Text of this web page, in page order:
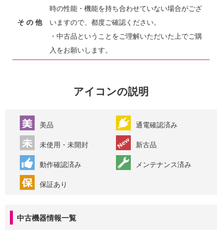
中古機器情報一覧
そ の 他
時の性能・機能を持ち合わせていない場合がござ
いますので、都度ご確認ください。
・中古品ということをご理解いただいた上でご購
入をお願いします。
アイコンの説明
美品 通電確認済み
未使用・未開封 新古品
動作確認済み メンテナンス済み
保証あり